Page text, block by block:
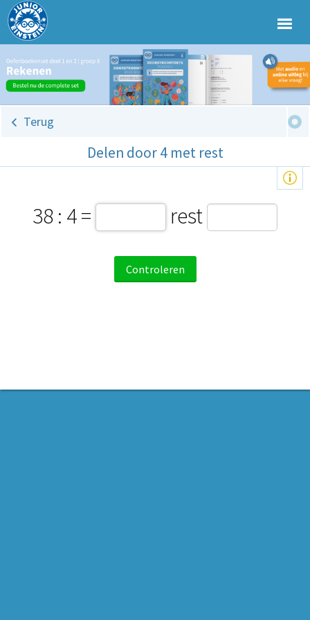
Terug
Delen door 4 met rest
38 : 4 = rest